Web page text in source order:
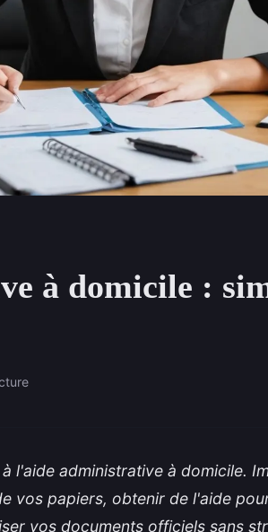
à domicile :
l'aide administrative à domicile.
vos papiers, obtenir de l'aide
vos documents officiels sans